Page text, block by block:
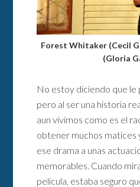
Forest Whitaker (Cecil
(Gloria
No estoy diciendo que le
pero al ser una historia
aun vivimos como es el
obtener muchos matices
ese drama a unas
memorables. Cuando
película, estaba seguro